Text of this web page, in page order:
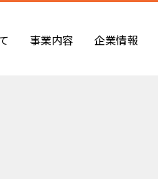
事業内容 企業情報